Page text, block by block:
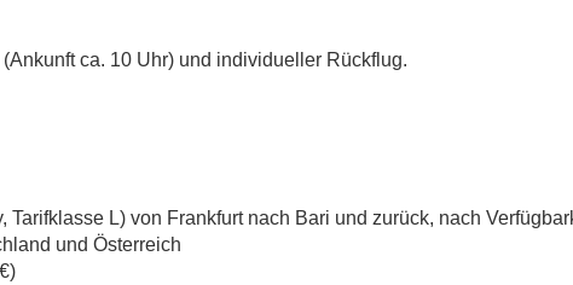
ca. 10 Uhr) und individueller Rückflug.
Tarifklasse L) von Frankfurt nach Bari und zurück, nach
und Österreich